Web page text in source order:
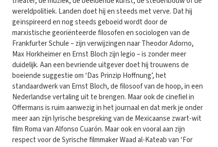
wereldpolitiek. Landen doet hij en steeds met verve. Dat hij
geïnspireerd en nog steeds geboeid wordt door de
marxistische georiënteerde filosofen en sociologen van de
Frankfurter Schule – zijn verwijzingen naar Theodor Adorno,
Max Horkheimer en Ernst Bloch zijn legio – is zonder meer
duidelijk. Aan een bevriende uitgever doet hij trouwens de
boeiende suggestie om ‘Das Prinzip Hoffnung’, het
standaardwerk van Ernst Bloch, de filosoof van de hoop, in een
Nederlandse vertaling uit te brengen. Maar ook de cinefiel in
Offermans is ruim aanwezig in het journaal en dat merk je onder
meer aan zijn lyrische bespreking van de Mexicaanse zwart-wit
film Roma van Alfonso Cuarón. Maar ook en vooral aan zijn
respect voor de Syrische filmmaker Waad al-Kateab van ‘For